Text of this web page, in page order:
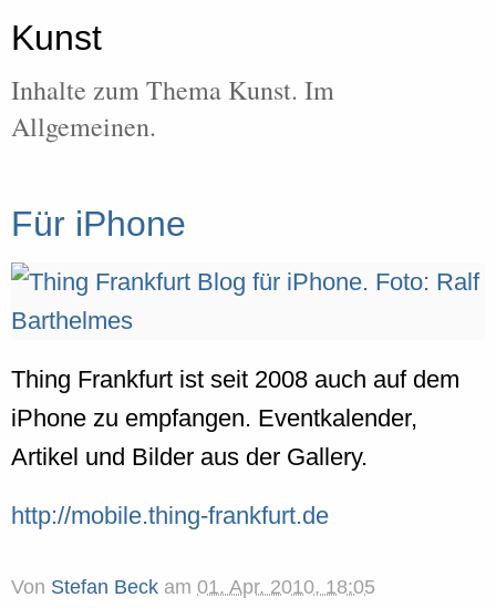
Kunst
Inhalte zum Thema Kunst. Im
Allgemeinen.
Für iPhone
Thing Frankfurt ist seit 2008 auch auf dem
iPhone zu empfangen. Eventkalender,
Artikel und Bilder aus der Gallery.
http://mobile.thing-frankfurt.de
Von Stefan Beck am 01. Apr. 2010, 18:05